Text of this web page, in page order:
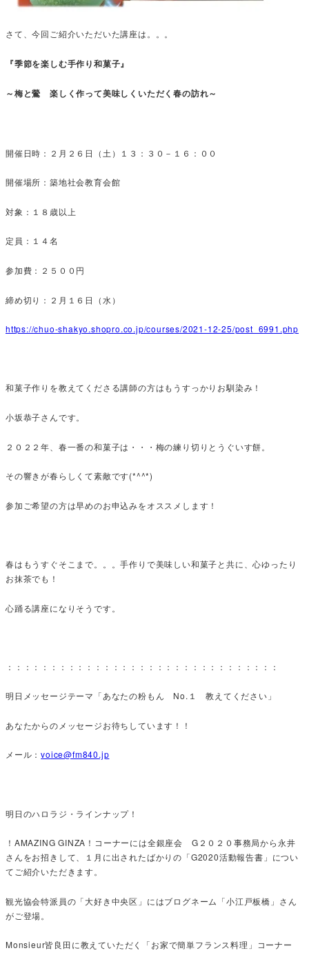
さて、今回ご紹介いただいた講座は。。。
『季節を楽しむ手作り和菓子』
～梅と鶯 楽しく作って美味しくいただく春の訪れ～
開催日時：２月２６日（土）１３：３０－１６：００
開催場所：築地社会教育会館
対象：１８歳以上
定員：１４名
参加費：２５００円
締め切り：２月１６日（水）
https://chuo-shakyo.shopro.co.jp/courses/2021-12-25/post_6991.php
和菓子作りを教えてくださる講師の方はもうすっかりお馴染み！
小坂恭子さんです。
２０２２年、春一番の和菓子は・・・梅の練り切りとうぐいす餅。
その響きが春らしくて素敵です(*^^*)
参加ご希望の方は早めのお申込みをオススメします！
春はもうすぐそこまで。。。手作りで美味しい和菓子と共に、心ゆったり
お抹茶でも！
心踊る講座になりそうです。
：：：：：：：：：：：：：：：：：：：：：：：：：：：：：：：
明日メッセージテーマ「あなたの粉もん No.１ 教えてください」
あなたからのメッセージお待ちしています！！
メール：voice@fm840.jp
明日のハロラジ・ラインナップ！
！AMAZING GINZA！コーナーには全銀座会 G２０２０事務局から永井
さんをお招きして、１月に出されたばかりの「G2020活動報告書」につい
てご紹介いただきます。
観光協会特派員の「大好き中央区」にはブログネーム「小江戸板橋」さん
がご登場。
Monsieur皆良田に教えていただく「お家で簡単フランス料理」コーナー